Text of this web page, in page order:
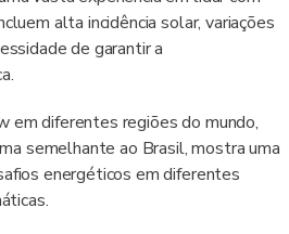
alta incidência solar, variações
de garantir a
em diferentes regiões do mundo,
semelhante ao Brasil, mostra uma
energéticos em diferentes